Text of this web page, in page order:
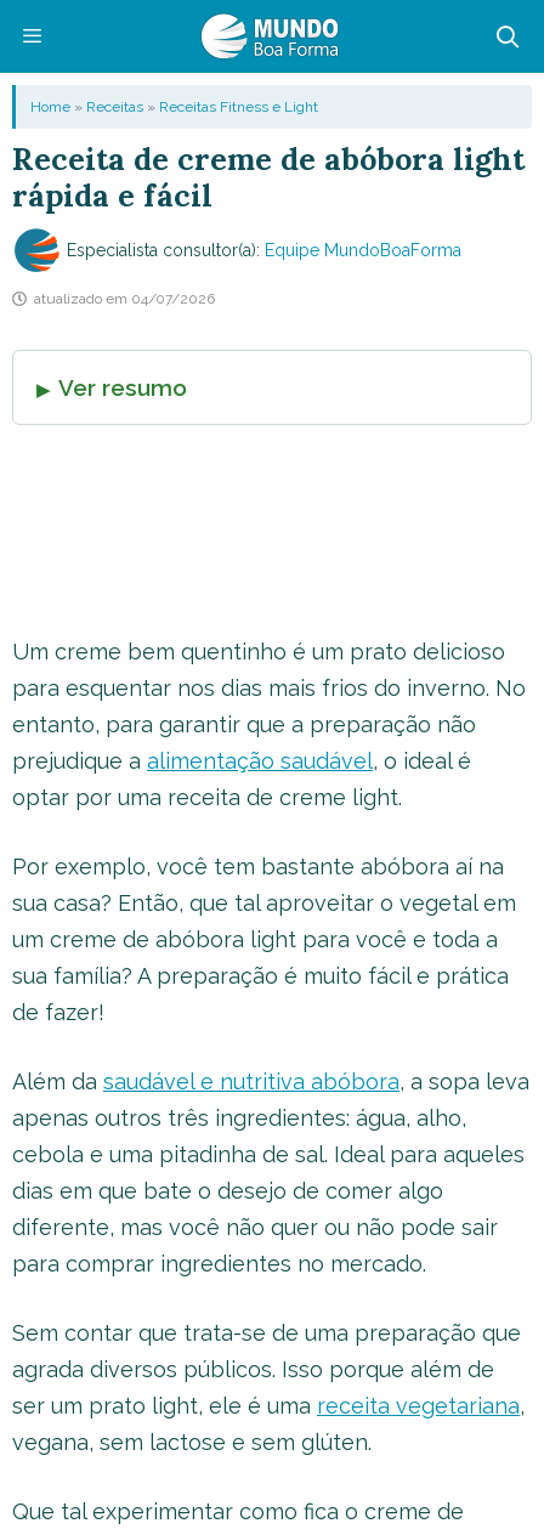
conteúdo
Menu
Home » Receitas » Receitas Fitness e Light
Receita de creme de abóbora light
rápida e fácil
Especialista consultor(a): Equipe MundoBoaForma
atualizado em 04/07/2026
Ver resumo
Um creme bem quentinho é um prato delicioso
para esquentar nos dias mais frios do inverno. No
entanto, para garantir que a preparação não
prejudique a alimentação saudável, o ideal é
optar por uma receita de creme light.
Por exemplo, você tem bastante abóbora aí na
sua casa? Então, que tal aproveitar o vegetal em
um creme de abóbora light para você e toda a
sua família? A preparação é muito fácil e prática
de fazer!
Além da saudável e nutritiva abóbora, a sopa leva
apenas outros três ingredientes: água, alho,
cebola e uma pitadinha de sal. Ideal para aqueles
dias em que bate o desejo de comer algo
diferente, mas você não quer ou não pode sair
para comprar ingredientes no mercado.
Sem contar que trata-se de uma preparação que
agrada diversos públicos. Isso porque além de
ser um prato light, ele é uma receita vegetariana,
vegana, sem lactose e sem glúten.
Que tal experimentar como fica o creme de